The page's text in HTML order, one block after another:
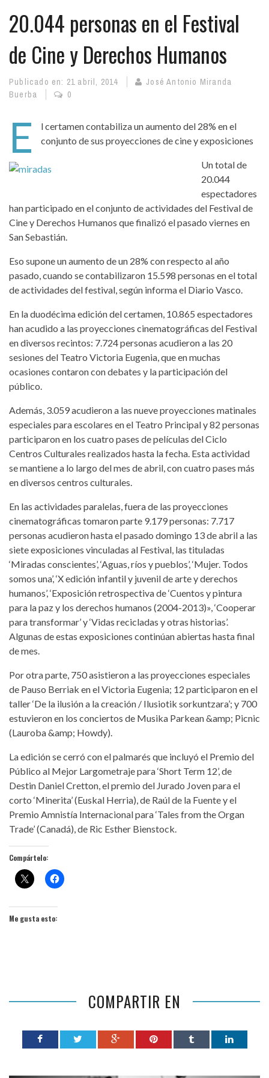
20.044 personas en el Festival
de Cine y Derechos Humanos
Publicado en: 21 abril, 2014
José Antonio Miranda
Buerba
0
E
l certamen contabiliza un aumento del 28% en el
conjunto de sus proyecciones de cine y exposiciones
Un total de
20.044
espectadores
han participado en el conjunto de actividades del Festival de
Cine y Derechos Humanos que finalizó el pasado viernes en
San Sebastián.
Eso supone un aumento de un 28% con respecto al año
pasado, cuando se contabilizaron 15.598 personas en el total
de actividades del festival, según informa el Diario Vasco.
En la duodécima edición del certamen, 10.865 espectadores
han acudido a las proyecciones cinematográficas del Festival
en diversos recintos: 7.724 personas acudieron a las 20
sesiones del Teatro Victoria Eugenia, que en muchas
ocasiones contaron con debates y la participación del
público.
Además, 3.059 acudieron a las nueve proyecciones matinales
especiales para escolares en el Teatro Principal y 82 personas
participaron en los cuatro pases de películas del Ciclo
Centros Culturales realizados hasta la fecha. Esta actividad
se mantiene a lo largo del mes de abril, con cuatro pases más
en diversos centros culturales.
En las actividades paralelas, fuera de las proyecciones
cinematográficas tomaron parte 9.179 personas: 7.717
personas acudieron hasta el pasado domingo 13 de abril a las
siete exposiciones vinculadas al Festival, las tituladas
‘Miradas conscientes’, ‘Aguas, ríos y pueblos’, ‘Mujer. Todos
somos una’, ‘X edición infantil y juvenil de arte y derechos
humanos’, ‘Exposición retrospectiva de ‘Cuentos y pintura
para la paz y los derechos humanos (2004-2013)», ‘Cooperar
para transformar’ y ‘Vidas recicladas y otras historias’.
Algunas de estas exposiciones continúan abiertas hasta final
de mes.
Por otra parte, 750 asistieron a las proyecciones especiales
de Pauso Berriak en el Victoria Eugenia; 12 participaron en el
taller ‘De la ilusión a la creación / Ilusiotik sorkuntzara’; y 700
estuvieron en los conciertos de Musika Parkean &amp; Picnic
(Lauroba &amp; Howdy).
La edición se cerró con el palmarés que incluyó el Premio del
Público al Mejor Largometraje para ‘Short Term 12’, de
Destin Daniel Cretton, el premio del Jurado Joven para el
corto ‘Minerita’ (Euskal Herria), de Raúl de la Fuente y el
Premio Amnistía Internacional para ‘Tales from the Organ
Trade’ (Canadá), de Ric Esther Bienstock.
Compártelo:
Me gusta esto:
COMPARTIR EN